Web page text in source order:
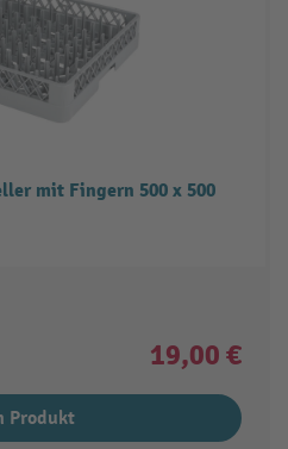
mit Fingern 500 x 500
19,00 €
Produkt